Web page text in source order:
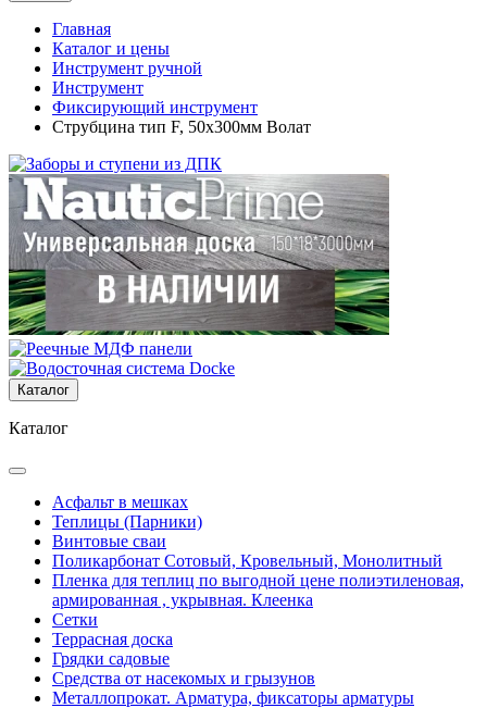
Главная
Каталог и цены
Инструмент ручной
Инструмент
Фиксирующий инструмент
Струбцина тип F, 50х300мм Волат
Каталог
Каталог
Асфальт в мешках
Теплицы (Парники)
Винтовые сваи
Поликарбонат Сотовый, Кровельный, Монолитный
Пленка для теплиц по выгодной цене полиэтиленовая,
армированная , укрывная. Клеенка
Сетки
Террасная доска
Грядки садовые
Средства от насекомых и грызунов
Металлопрокат. Арматура, фиксаторы арматуры